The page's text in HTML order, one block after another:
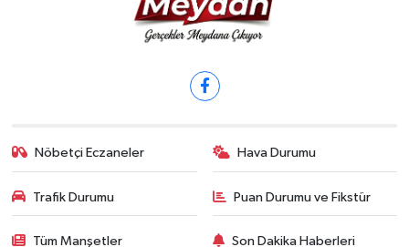
Nöbetçi Eczaneler Hava Durumu
Trafik Durumu Puan Durumu ve Fikstür
Tüm Manşetler Son Dakika Haberleri